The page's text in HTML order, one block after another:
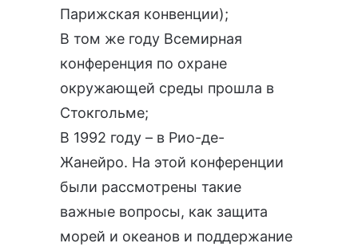
Парижская конвенции);
В том же году Всемирная
конференция по охране
окружающей среды прошла в
Стокгольме;
В 1992 году – в Рио-де-
Жанейро. На этой конференции
были рассмотрены такие
важные вопросы, как защита
морей и океанов и поддержание